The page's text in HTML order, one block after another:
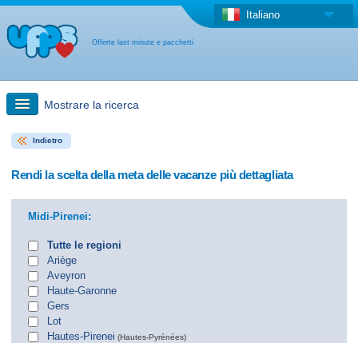
Offerte last minute e pacchetti
Italiano
Mostrare la ricerca
Ricerca rapida
Altro paese
Indietro
Rendi la scelta della meta delle vacanze più dettagliata
Midi-Pirenei:
Tutte le regioni
Ariège
Aveyron
Haute-Garonne
Gers
Lot
Hautes-Pirenei (Hautes-Pyrénées)